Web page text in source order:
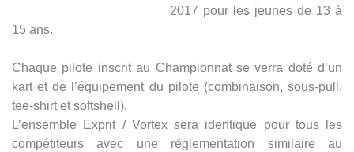
2017 pour les jeunes de 13 à
15 ans.
Chaque pilote inscrit au Championnat se verra doté d’un
kart et de l’équipement du pilote (combinaison, sous-pull,
tee-shirt et softshell).
L’ensemble Exprit / Vortex sera identique pour tous les
compétiteurs avec une réglementation similaire au